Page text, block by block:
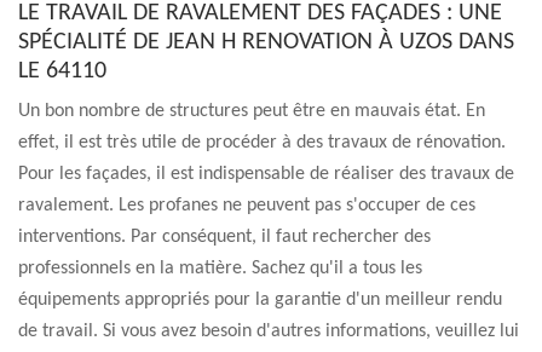
LE TRAVAIL DE RAVALEMENT DES FAÇADES : UNE
SPÉCIALITÉ DE JEAN H RENOVATION À UZOS DANS
LE 64110
Un bon nombre de structures peut être en mauvais état. En
effet, il est très utile de procéder à des travaux de rénovation.
Pour les façades, il est indispensable de réaliser des travaux de
ravalement. Les profanes ne peuvent pas s'occuper de ces
interventions. Par conséquent, il faut rechercher des
professionnels en la matière. Sachez qu'il a tous les
équipements appropriés pour la garantie d'un meilleur rendu
de travail. Si vous avez besoin d'autres informations, veuillez lui